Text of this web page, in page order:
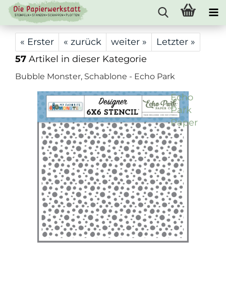
« Erster « zurück weiter »
Letzter »
57 Artikel in dieser Kategorie
Bubble Monster, Schablone - Echo Park
Echo
Park
Paper